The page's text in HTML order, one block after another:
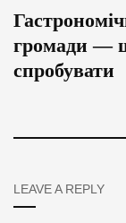
громади —
спробувати
LEAVE A REPLY